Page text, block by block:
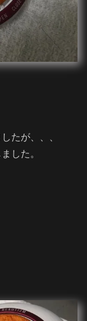
たが、、、
した。